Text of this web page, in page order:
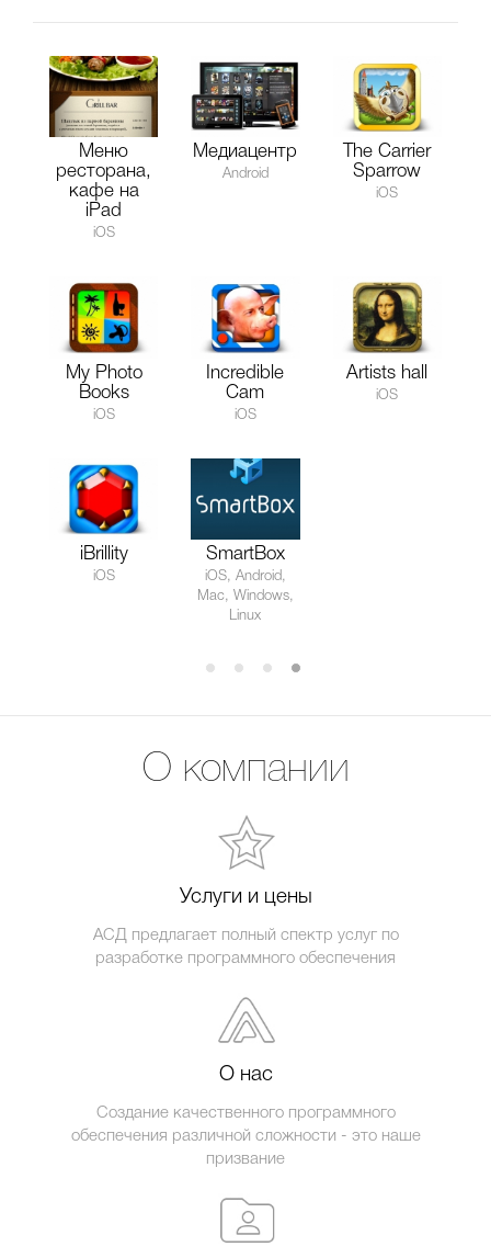
Меню
ресторана,
кафе на
iPad
iOS
Медиацентр
Android
The Carrier
Sparrow
iOS
My Photo
Books
iOS
Incredible
Cam
iOS
Artists hall
iOS
iBrillity
iOS
SmartBox
iOS, Android,
Mac, Windows,
Linux
О компании
Услуги и цены
АСД предлагает полный спектр услуг по
разработке программного обеспечения
О нас
Создание качественного программного
обеспечения различной сложности - это наше
призвание